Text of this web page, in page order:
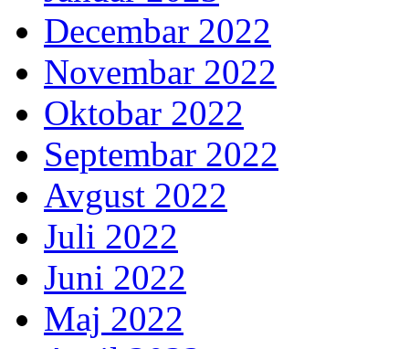
Decembar 2022
Novembar 2022
Oktobar 2022
Septembar 2022
Avgust 2022
Juli 2022
Juni 2022
Maj 2022